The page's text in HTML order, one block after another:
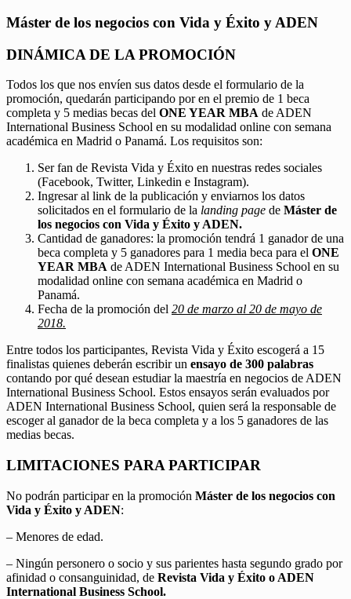
Máster de los negocios con Vida y Éxito y ADEN
DINÁMICA DE LA PROMOCIÓN
Todos los que nos envíen sus datos desde el formulario de la
promoción, quedarán participando por en el premio de 1 beca
completa y 5 medias becas del ONE YEAR MBA de ADEN
International Business School en su modalidad online con semana
académica en Madrid o Panamá. Los requisitos son:
Ser fan de Revista Vida y Éxito en nuestras redes sociales
(Facebook, Twitter, Linkedin e Instagram).
Ingresar al link de la publicación y enviarnos los datos
solicitados en el formulario de la landing page de Máster de
los negocios con Vida y Éxito y ADEN.
Cantidad de ganadores: la promoción tendrá 1 ganador de una
beca completa y 5 ganadores para 1 media beca para el ONE
YEAR MBA de ADEN International Business School en su
modalidad online con semana académica en Madrid o
Panamá.
Fecha de la promoción del 20 de marzo al 20 de mayo de
2018.
Entre todos los participantes, Revista Vida y Éxito escogerá a 15
finalistas quienes deberán escribir un ensayo de 300 palabras
contando por qué desean estudiar la maestría en negocios de ADEN
International Business School. Estos ensayos serán evaluados por
ADEN International Business School, quien será la responsable de
escoger al ganador de la beca completa y a los 5 ganadores de las
medias becas.
LIMITACIONES PARA PARTICIPAR
No podrán participar en la promoción Máster de los negocios con
Vida y Éxito y ADEN:
– Menores de edad.
– Ningún personero o socio y sus parientes hasta segundo grado por
afinidad o consanguinidad, de Revista Vida y Éxito o ADEN
International Business School.